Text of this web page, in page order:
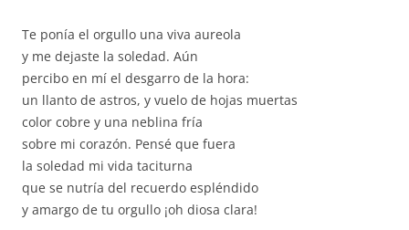
Te ponía el orgullo una viva aureola
y me dejaste la soledad. Aún
percibo en mí el desgarro de la hora:
un llanto de astros, y vuelo de hojas muertas
color cobre y una neblina fría
sobre mi corazón. Pensé que fuera
la soledad mi vida taciturna
que se nutría del recuerdo espléndido
y amargo de tu orgullo ¡oh diosa clara!